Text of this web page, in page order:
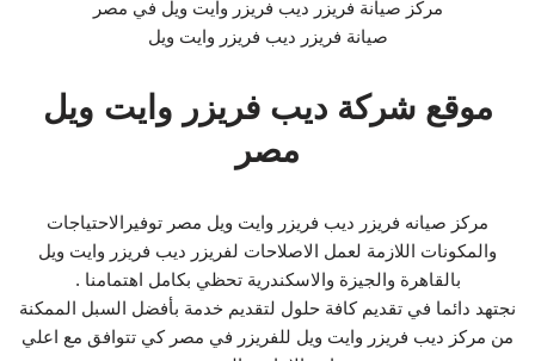
مركز صيانة فريزر ديب فريزر وايت ويل في مصر
صيانة فريزر ديب فريزر وايت ويل
موقع شركة ديب فريزر وايت ويل
مصر
مركز صيانه فريزر ديب فريزر وايت ويل مصر توفيرالاحتياجات
والمكونات اللازمة لعمل الاصلاحات لفريزر ديب فريزر وايت ويل
بالقاهرة والجيزة والاسكندرية تحظي بكامل اهتمامنا .
نجتهد دائما في تقديم كافة حلول لتقديم خدمة بأفضل السبل الممكنة
من مركز ديب فريزر وايت ويل للفريزر في مصر كي تتوافق مع اعلي